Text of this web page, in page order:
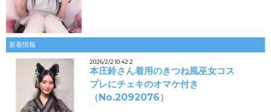
新着情報
2026/2/2 10:42:2
本庄鈴さん着用のきつね風巫女コス
プレにチェキのオマケ付き
（No.2092076）